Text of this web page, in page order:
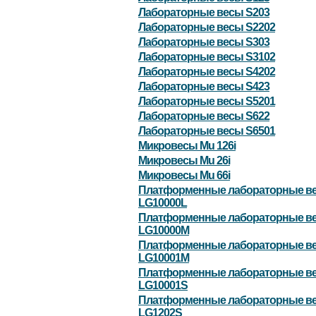
Лабораторные весы S203
Лабораторные весы S2202
Лабораторные весы S303
Лабораторные весы S3102
Лабораторные весы S4202
Лабораторные весы S423
Лабораторные весы S5201
Лабораторные весы S622
Лабораторные весы S6501
Микровесы Mu 126i
Микровесы Mu 26i
Микровесы Mu 66i
Платформенные лабораторные
LG10000L
Платформенные лабораторные
LG10000M
Платформенные лабораторные
LG10001M
Платформенные лабораторные
LG10001S
Платформенные лабораторные
LG1202S